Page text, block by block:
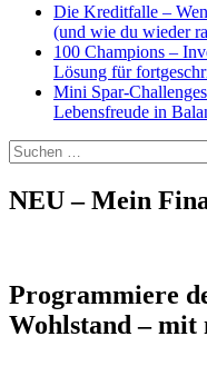
Die Kreditfalle –
(und wie du wieder
100 Champions –
Lösung für
Mini Spar-
Lebensfreude in
Suchen
nach:
NEU – Mein
Programmiere
Wohlstand – mit